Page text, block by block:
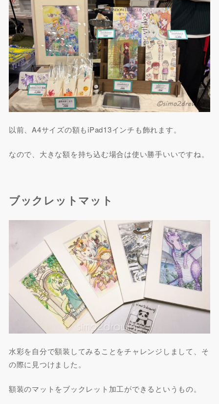
以前、A4サイズの額もiPad13インチも飾れます。
なので、大きな額を持ち込む場合は使い勝手いいですね。
ブックレットマット
水彩を自分で額装してみることをチャレンジしまして、そ
の際に見つけました。
額装のマットをブックレット加工ができるというもの。